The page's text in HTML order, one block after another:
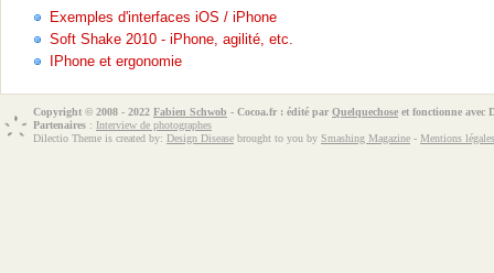
Exemples d'interfaces iOS / iPhone
Soft Shake 2010 - iPhone, agilité, etc.
IPhone et ergonomie
Copyright © 2008 - 2022 Fabien Schwob - Cocoa.fr : édité par Quelquechose et fonctionne avec
Partenaires : Interview de photographes
Dilectio Theme is created by: Design Disease brought to you by Smashing Magazine - Mentions légales